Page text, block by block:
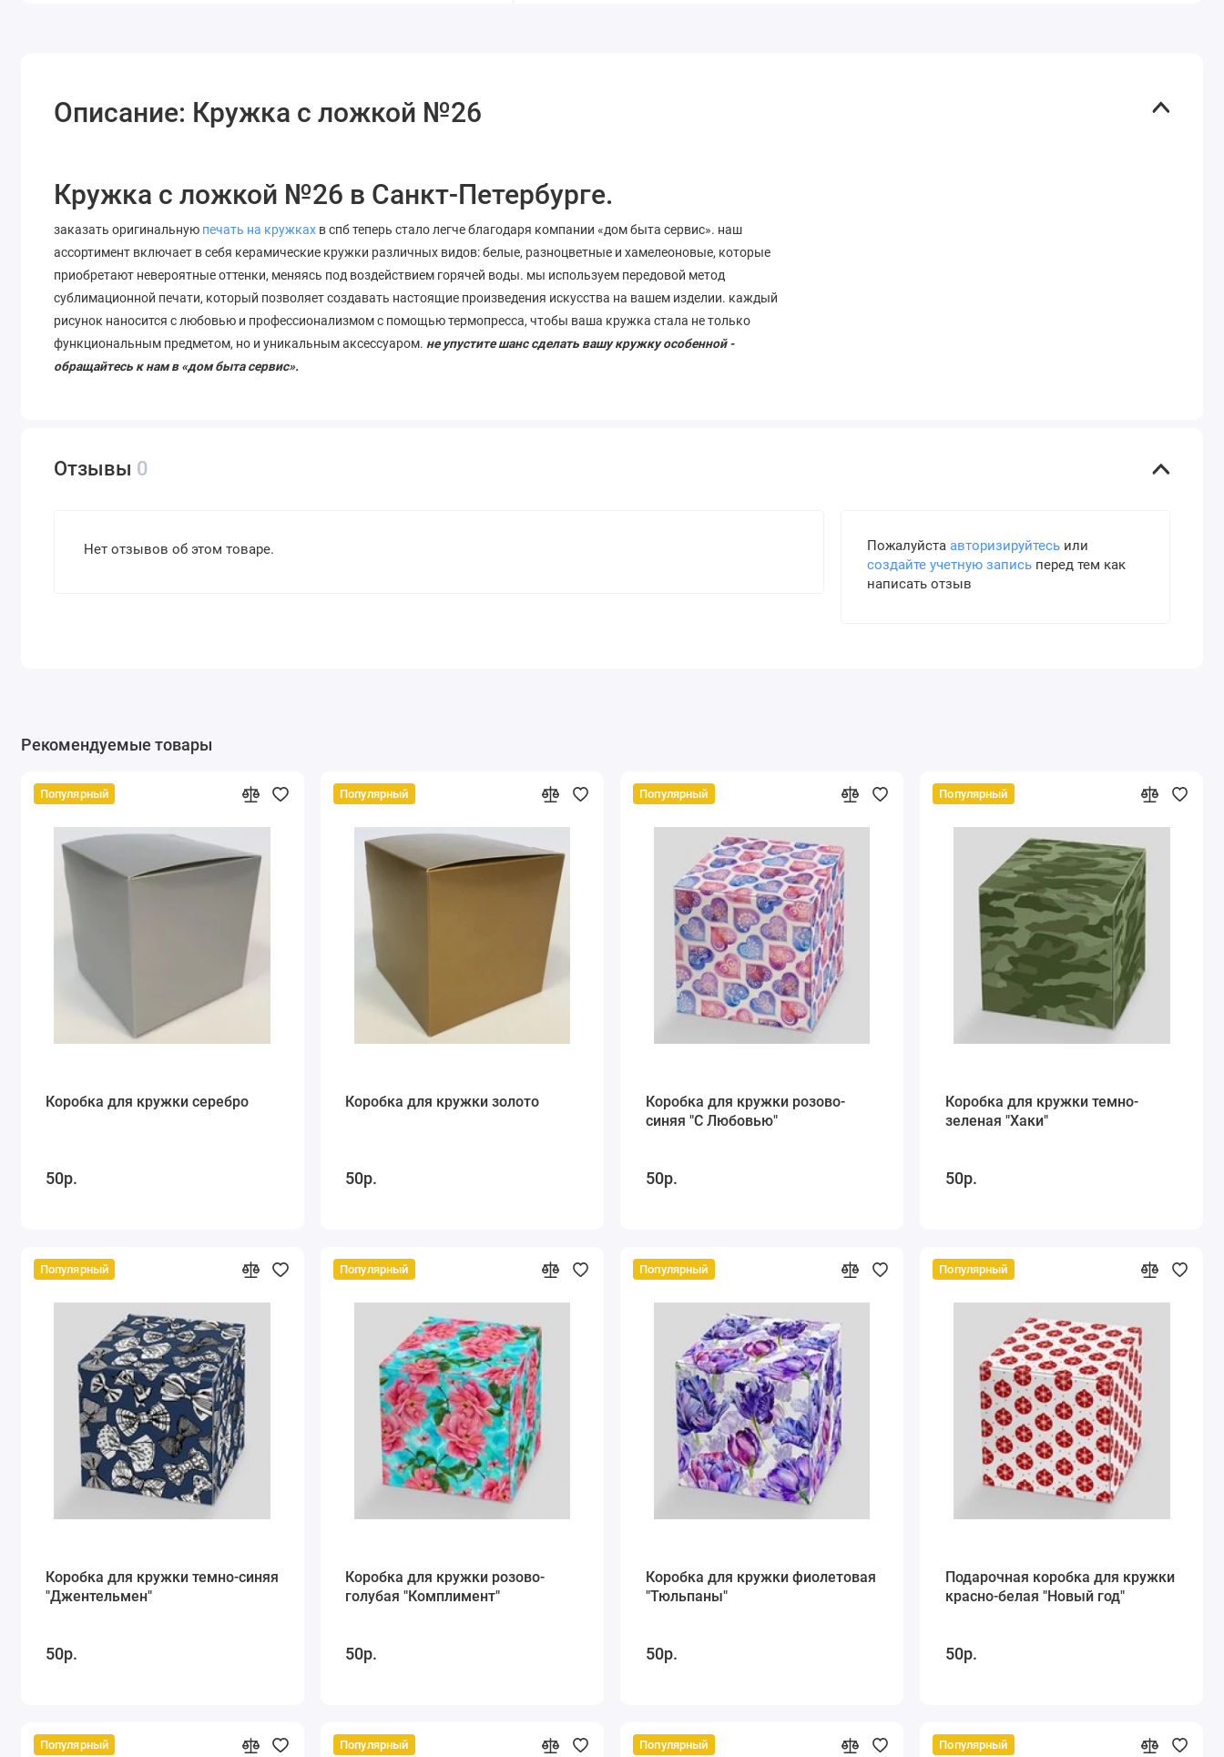
Описание: Кружка с ложкой №26
Кружка с ложкой №26 в Санкт-Петербурге.
заказать оригинальную печать на кружках в спб теперь стало легче благодаря компании «дом быта сервис». наш
ассортимент включает в себя керамические кружки различных видов: белые, разноцветные и хамелеоновые, которые
приобретают невероятные оттенки, меняясь под воздействием горячей воды. мы используем передовой метод
сублимационной печати, который позволяетсоздавать настоящие произведения искусства на вашем изделии. каждый
рисунок наносится с любовью и профессионализмом с помощью термопресса, чтобы ваша кружка стала не только
функциональным предметом, но и уникальным аксессуаром. не упустите шанс сделать вашу кружку особенной -
обращайтесь к нам в «дом быта сервис».
Отзывы 0
Нет отзывов об этом товаре. Пожалуйста авторизируйтесьили
создайте учетную записьперед тем как
написать отзыв
Рекомендуемые товары
Популярный
Коробка для кружки серебро
50р.
Популярный
Коробка для кружки золото
50р.
Популярный
Коробка для кружки розово-
синяя "С Любовью"
50р.
Популярный
Коробка для кружки темно-
зеленая "Хаки"
50р.
Популярный
Коробка для кружки темно-синяя
"Джентельмен"
50р.
Популярный
Коробка для кружки розово-
голубая "Комплимент"
50р.
Популярный
Коробка для кружки фиолетовая
"Тюльпаны"
50р.
Популярный
Подарочная коробка для кружки
красно-белая "Новый год"
50р.
Популярный Популярный Популярный Популярный